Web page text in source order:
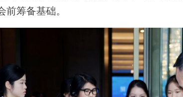
前筹备基础。